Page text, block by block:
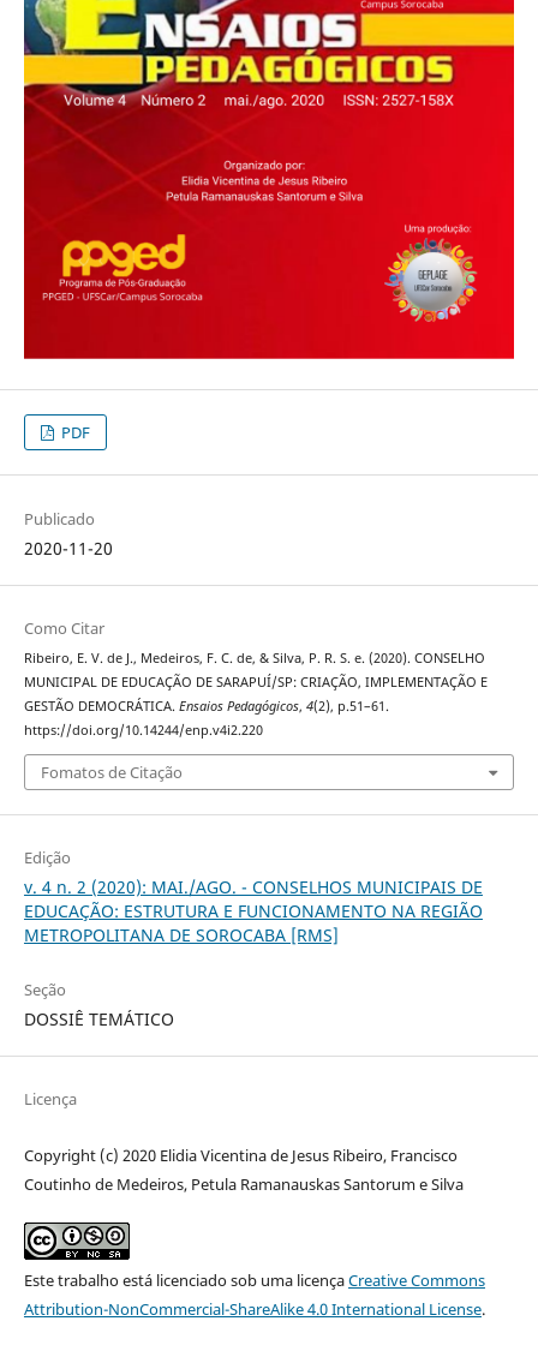
PDF
Publicado
2020-11-20
Como Citar
Ribeiro, E. V. de J., Medeiros, F. C. de, & Silva, P. R. S. e. (2020). CONSELHO
MUNICIPAL DE EDUCAÇÃO DE SARAPUÍ/SP: CRIAÇÃO, IMPLEMENTAÇÃO E
GESTÃO DEMOCRÁTICA. Ensaios Pedagógicos, 4(2), p.51–61.
https://doi.org/10.14244/enp.v4i2.220
Fomatos de Citação
Edição
v. 4 n. 2 (2020): MAI./AGO. - CONSELHOS MUNICIPAIS DE
EDUCAÇÃO: ESTRUTURA E FUNCIONAMENTO NA REGIÃO
METROPOLITANA DE SOROCABA [RMS]
Seção
DOSSIÊ TEMÁTICO
Licença
Copyright (c) 2020 Elidia Vicentina de Jesus Ribeiro, Francisco
Coutinho de Medeiros, Petula Ramanauskas Santorum e Silva
Este trabalho está licenciado sob uma licençaCreative Commons
Attribution-NonCommercial-ShareAlike 4.0 International License.